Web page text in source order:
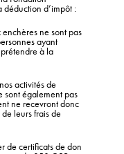
déduction d’impôt :
ne sont pas
ayant
à la
activités de
sont également pas
ne recevront donc
leurs frais de
de certificats de don